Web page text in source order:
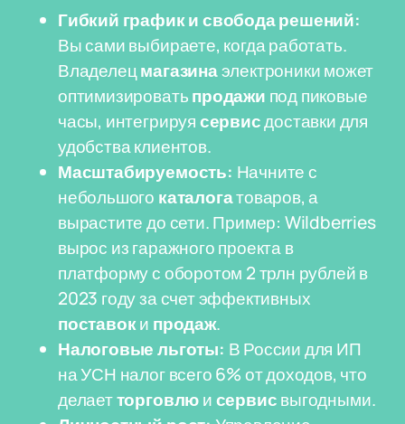
Гибкий график и свобода решений:
Вы сами выбираете, когда работать.
Владелецмагазинаэлектроники может
оптимизироватьпродажи под пиковые
часы, интегрируясервисдоставки для
удобства клиентов.
Масштабируемость: Начните с
небольшого каталогатоваров, а
вырастите до сети. Пример: Wildberries
вырос из гаражного проекта в
платформу с оборотом 2 трлн рублей в
2023 году за счет эффективных
поставоки продаж.
Налоговые льготы: В России для ИП
на УСН налог всего 6% от доходов, что
делаетторговлюисервисвыгодными.